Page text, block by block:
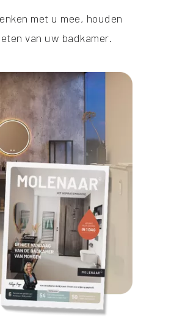
met u mee, houden
van uw badkamer.